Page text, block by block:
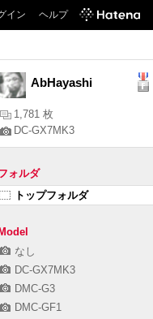
イン ヘルプ
AbHayashi
1,781 枚
DC-GX7MK3
ォルダ
トップフォルダ
Model
なし
DC-GX7MK3
DMC-G3
DMC-GF1